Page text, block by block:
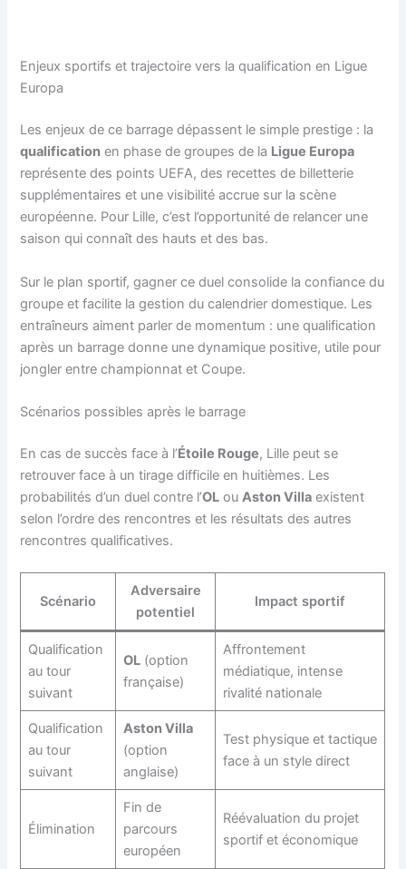
Enjeux sportifs et trajectoire vers la qualification en Ligue
Europa
Les enjeux de ce barrage dépassent le simple prestige : la
qualification en phase de groupes de la Ligue Europa
représente des points UEFA, des recettes de billetterie
supplémentaires et une visibilité accrue sur la scène
européenne. Pour Lille, c’est l’opportunité de relancer une
saison qui connaît des hauts et des bas.
Sur le plan sportif, gagner ce duel consolide la confiance du
groupe et facilite la gestion du calendrier domestique. Les
entraîneurs aiment parler de momentum : une qualification
après un barrage donne une dynamique positive, utile pour
jongler entre championnat et Coupe.
Scénarios possibles après le barrage
En cas de succès face à l’Étoile Rouge, Lille peut se
retrouver face à un tirage difficile en huitièmes. Les
probabilités d’un duel contre l’OL ouAston Villa existent
selon l’ordre des rencontres et les résultats des autres
rencontres qualificatives.
Scénario
Adversaire
potentiel
Impact sportif
Qualification
au tour
suivant
OL(option
française)
Affrontement
médiatique, intense
rivalité nationale
Qualification
au tour
suivant
Aston Villa
(option
anglaise)
Test physique et tactique
face à un style direct
Élimination
Fin de
parcours
européen
Réévaluation du projet
sportif et économique